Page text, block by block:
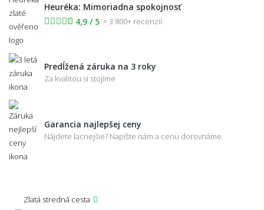
Heuréka: Mimoriadna spokojnosť
4,9 / 5
3 800+ recenzií
Predĺžená záruka na 3 roky
Za kvalitou si stojíme
Garancia najlepšej ceny
Nájdete lacnejšie? Napíšte nám a cenu dorovnáme.
Zlatá stredná cesta